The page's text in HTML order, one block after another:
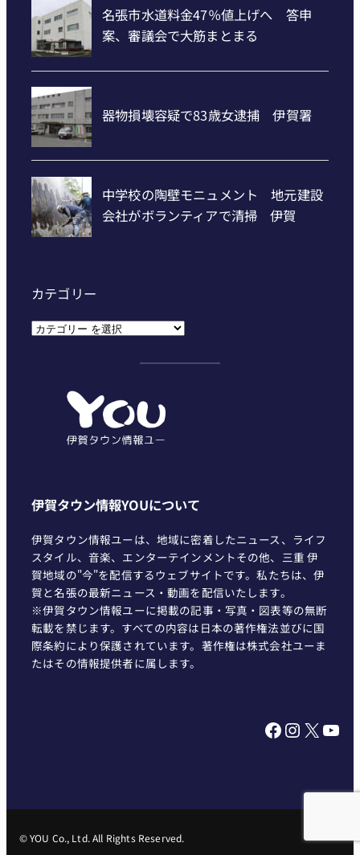
カテゴリー
カ
伊賀タウン情報YOUについて
伊賀タウン情報ユーは、地域に密着したニュース、ライフ
スタイル、音楽、エンターテインメントその他、三重 伊
賀地域の"今"を配信するウェブサイトです。私たちは、伊
賀と名張の最新ニュース・動画を配信いたします。
※伊賀タウン情報ユーに掲載の記事・写真・図表等の無断
転載を禁じます。すべての内容は日本の著作権法並びに国
際条約により保護されています。著作権は株式会社ユーま
たはその情報提供者に属します。
Facebook InstagramX YouTube
© YOU Co., Ltd. All Rights Reserved.